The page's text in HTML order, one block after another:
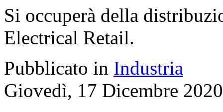
Si occuperà della
Electrical Retail.
Pubblicato in Industria
Giovedì, 17 Dicembre